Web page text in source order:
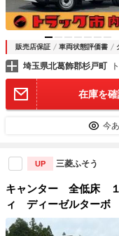
販売店保証 車両状態評価書
埼玉県北葛飾郡杉戸町
在庫を
今
UP 三菱ふそう
キャンター 全低床
ィ ディーゼルター
幅１６００ｍｍ ＥＴ